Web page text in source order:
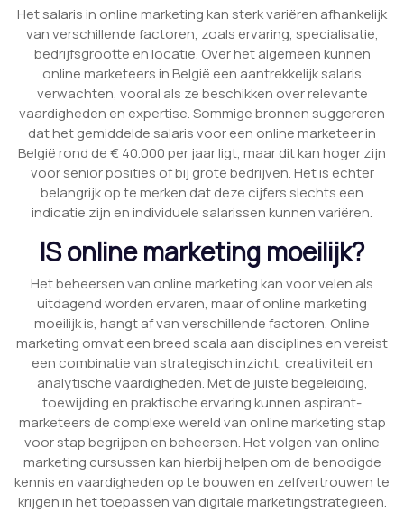
Het salaris in online marketing kan sterk variëren afhankelijk
van verschillende factoren, zoals ervaring, specialisatie,
bedrijfsgrootte en locatie. Over het algemeen kunnen
online marketeers in België een aantrekkelijk salaris
verwachten, vooral als ze beschikken over relevante
vaardigheden en expertise. Sommige bronnen suggereren
dat het gemiddelde salaris voor een online marketeer in
België rond de € 40.000 per jaar ligt, maar dit kan hoger zijn
voor senior posities of bij grote bedrijven. Het is echter
belangrijk op te merken dat deze cijfers slechts een
indicatie zijn en individuele salarissen kunnen variëren.
IS online marketing moeilijk?
Het beheersen van online marketing kan voor velen als
uitdagend worden ervaren, maar of online marketing
moeilijk is, hangt af van verschillende factoren. Online
marketing omvat een breed scala aan disciplines en vereist
een combinatie van strategisch inzicht, creativiteit en
analytische vaardigheden. Met de juiste begeleiding,
toewijding en praktische ervaring kunnen aspirant-
marketeers de complexe wereld van online marketing stap
voor stap begrijpen en beheersen. Het volgen van online
marketing cursussen kan hierbij helpen om de benodigde
kennis en vaardigheden op te bouwen en zelfvertrouwen te
krijgen in het toepassen van digitale marketingstrategieën.